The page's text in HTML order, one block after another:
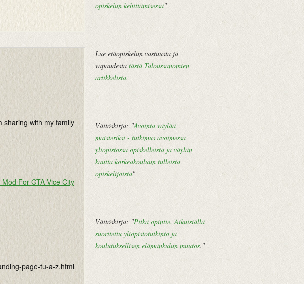
sharing with my family
For GTA Vice City
page-tu-a-z.html
E
opiskelun kehittämisessä"
Lue etäopiskelun vastuusta ja
vapaudesta tästä Taloussanomien
artikkelista.
Väitöskirja: "Avointa väylää
maisteriksi - tutkimus avoimessa
yliopistossa opiskelleista ja väylän
kautta korkeakouluun tulleista
opiskelijoista"
Väitöskirja: "Pitkä opintie. Aikuisiällä
suoritettu yliopistotutkinto ja
koulutuksellisen elämänkulun muutos."